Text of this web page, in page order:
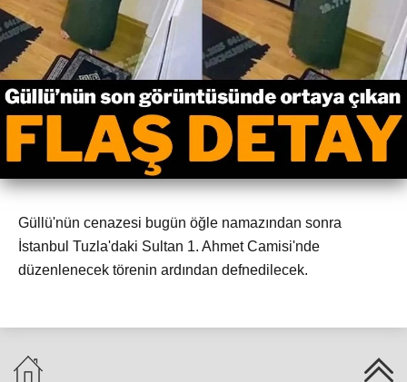
Güllü'nün cenazesi bugün öğle namazından sonra
İstanbul Tuzla'daki Sultan 1. Ahmet Camisi'nde
düzenlenecek törenin ardından defnedilecek.